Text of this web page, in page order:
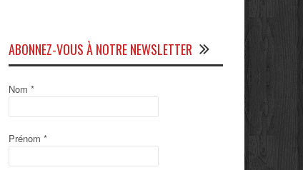
ABONNEZ-VOUS À NOTRE NEWSLETTER
Nom *
Prénom *